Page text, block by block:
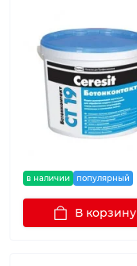
в наличии популярный
В корзину